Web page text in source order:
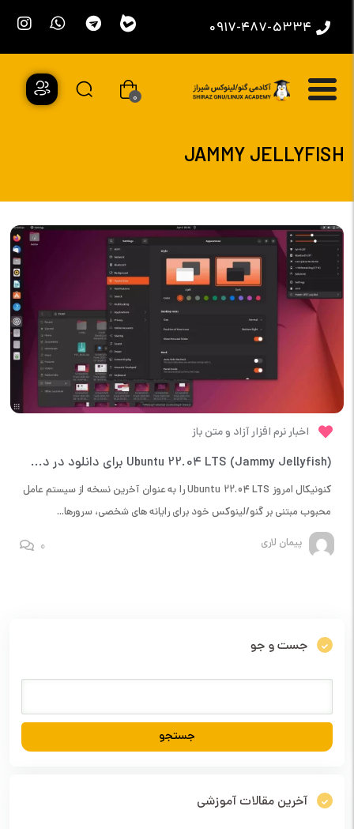
0917-487-5334
0
JAMMY JELLYFISH
اخبار نرم افزار آزاد و متن باز
Ubuntu 22.04 LTS (Jammy Jellyfish) برای دانلود در دسترس قرار گرفته است، نگاهی به ویژگی های آن …
کنونیکال امروز Ubuntu 22.04 LTS را به عنوان آخرین نسخه از سیستم عامل
محبوب مبتنی بر گنو/لینوکس خود برای رایانه های شخصی، سرورها...
پیمان لاری
0
جست و جو
آخرین مقالات آموزشی